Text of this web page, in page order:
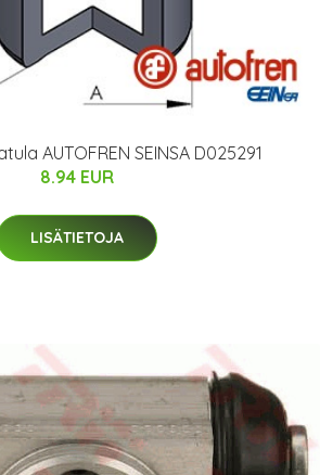
AUTOFREN SEINSA D025291
8.94 EUR
LISÄTIETOJA